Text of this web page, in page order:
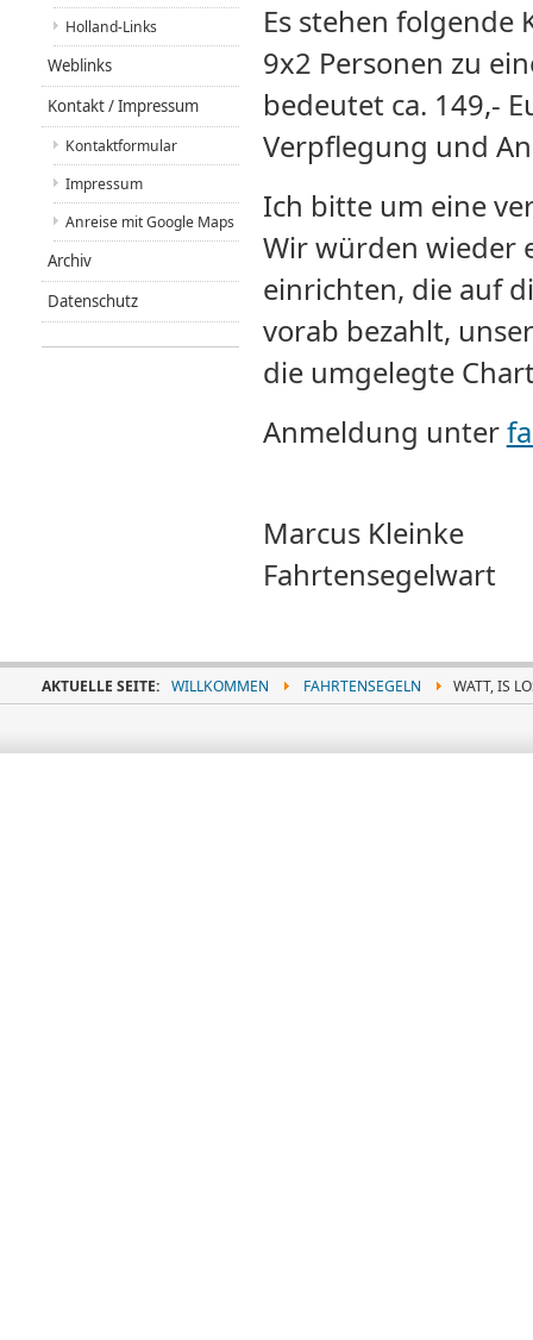
Es stehen folgende
9x2 Personen zu
bedeutet ca. 149,-
Verpflegung und
Ich bitte um eine
Wir würden wieder
einrichten, die auf
vorab bezahlt,
die umgelegte
Anmeldung unter
Marcus Kleinke
Fahrtensegelwart
Holland-Links
Weblinks
Kontakt / Impressum
Kontaktformular
Impressum
Anreise mit Google Maps
Archiv
Datenschutz
AKTUELLE SEITE: WILLKOMMEN FAHRTENSEGELN WATT, IS